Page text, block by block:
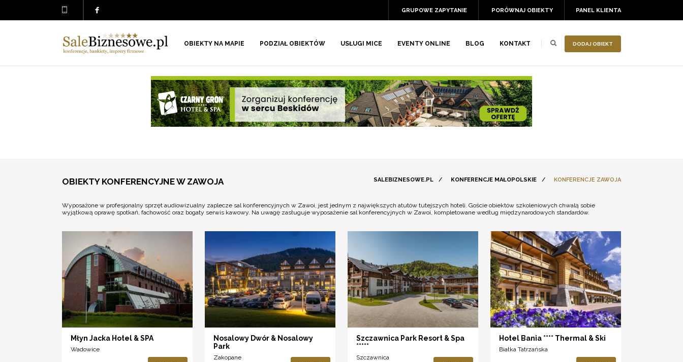
PANEL KLIENTA
PORÓWNAJ OBIEKTY
GRUPOWE ZAPYTANIE
DODAJ OBIEKT
OBIEKTY NA MAPIE PODZIAŁ OBIEKTÓW USŁUGI MICE EVENTY ONLINE BLOG KONTAKT
OBIEKTY KONFERENCYJNE W ZAWOJA SALEBIZNESOWE.PL / KONFERENCJE MAŁOPOLSKIE / KONFERENCJE ZAWOJA
Wyposażone w profesjonalny sprzęt audiowizualny zaplecze sal konferencyjnych w Zawoi, jest jednym z największych atutów tutejszych hoteli. Goście obiektów szkoleniowych chwalą sobie
wyjątkową oprawę spotkań, fachowość oraz bogaty serwis kawowy. Na uwagę zasługuje wyposażenie sal konferencyjnych w Zawoi, kompletowane według międzynarodowych standardów.
Młyn Jacka Hotel & SPA
Wadowice
Nosalowy Dwór & Nosalowy
Park
Zakopane
Szczawnica Park Resort & Spa
*****
Szczawnica
Hotel Bania **** Thermal & Ski
Białka Tatrzańska